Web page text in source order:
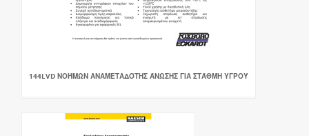
144LVD ΝΟΉΜΩΝ ΑΝΑΜΕΤΑΔΌΤΗΣ ΆΝΩΣΗΣ ΓΙΑ ΣΤΆΘΜΗ ΥΓΡΟΎ